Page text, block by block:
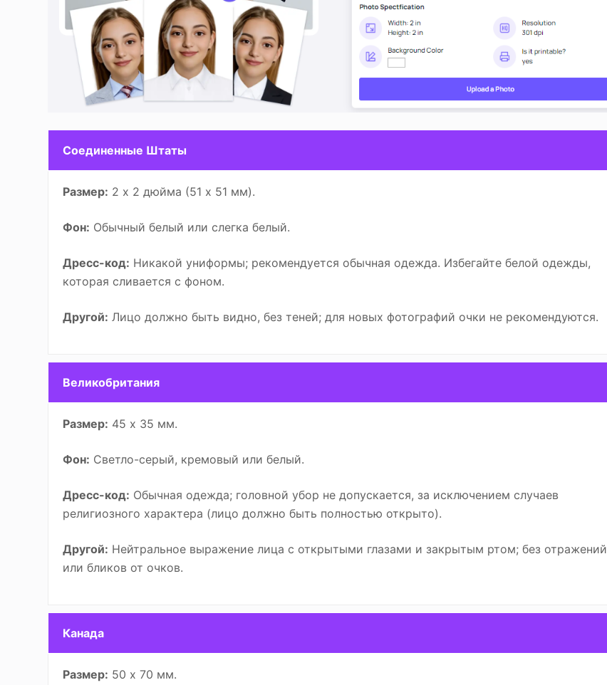
Соединенные Штаты
Размер: 2 x 2 дюйма (51 x 51 мм).
Фон: Обычный белый или слегка белый.
Дресс-код: Никакой униформы; рекомендуется обычная одежда. Избегайте белой одежды,
которая сливается с фоном.
Другой: Лицо должно быть видно, без теней; для новых фотографий очки не рекомендуются.
Великобритания
Размер: 45 х 35 мм.
Фон: Светло-серый, кремовый или белый.
Дресс-код: Обычная одежда; головной убор не допускается, за исключением случаев
религиозного характера (лицо должно быть полностью открыто).
Другой: Нейтральное выражение лица с открытыми глазами и закрытым ртом; без отражений
или бликов от очков.
Канада
Размер: 50 х 70 мм.